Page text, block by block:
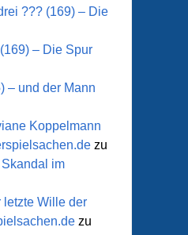
??? (169) – Die
– Die Spur
– und der Mann
Koppelmann
zu
im
letzte Wille der
zu